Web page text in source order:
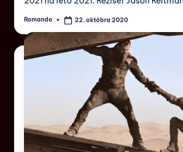
Romando 22. októbra 2020